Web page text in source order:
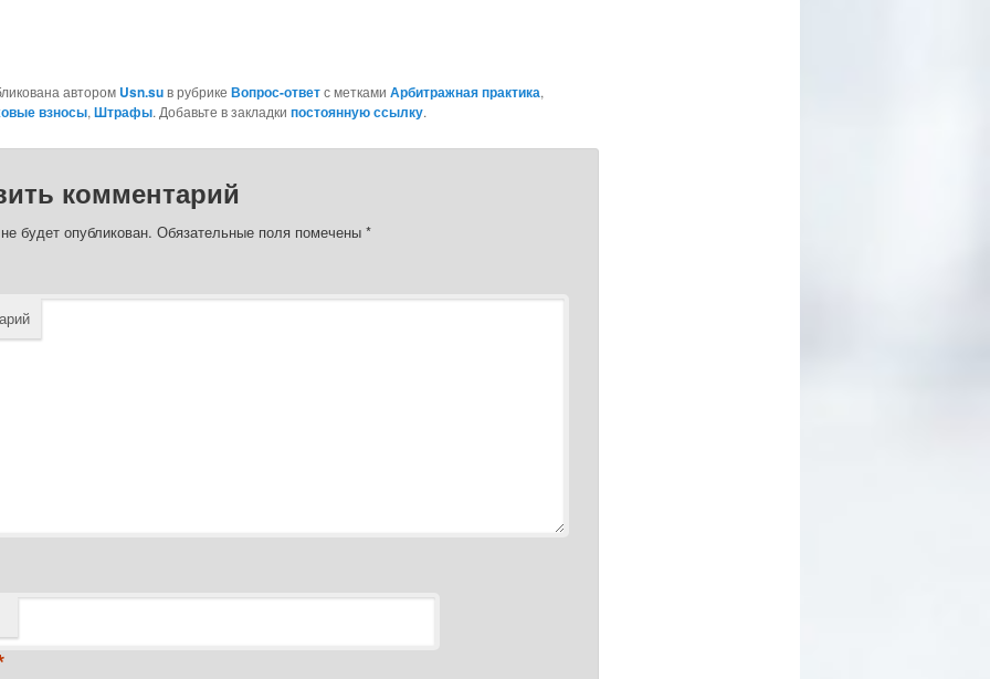
автором Usn.suв рубрике Вопрос-ответс метками Арбитражная практика,
взносы, Штрафы. Добавьте в закладки постоянную ссылку.
комментарий
будет опубликован. Обязательные поля помечены *